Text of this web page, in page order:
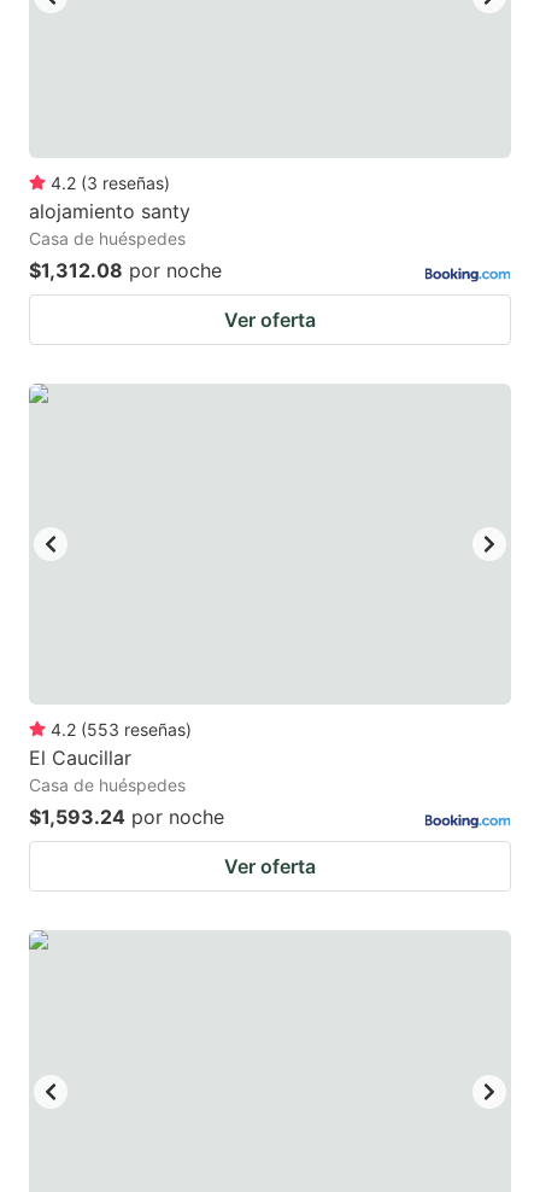
keyboard
shortcuts
for
changing
dates.
keyboard
dates.
4.2 (3 reseñas)
alojamiento santy
Casa de huéspedes
$1,312.08 por noche
Ver oferta
4.2 (553 reseñas)
El Caucillar
Casa de huéspedes
$1,593.24 por noche
Ver oferta